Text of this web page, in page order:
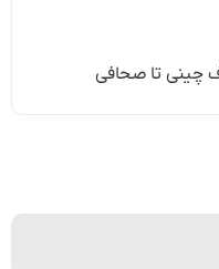
چینی تا صحافی